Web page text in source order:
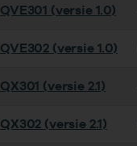
QVE301 (versie 1.0)
QVE302 (versie 1.0)
QX301 (versie 2.1)
QX302 (versie 2.1)